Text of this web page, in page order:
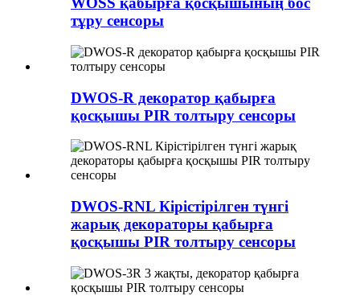
тұру сенсоры
DWOS-R декоратор қабырға
қосқышы PIR толтыру сенсоры
DWOS-RNL Кірістірілген түнгі
жарық декораторы қабырға
қосқышы PIR толтыру сенсоры